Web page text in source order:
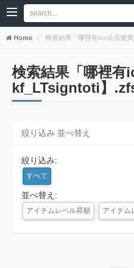
Home 検索結果「哪裡有ios企业签
検索結果「哪裡有
kf_LTsigntoti】.zfs
絞り込み 並べ替え
絞り込み:
すべて
並べ替え:
アイテムレベル昇順 アイテム